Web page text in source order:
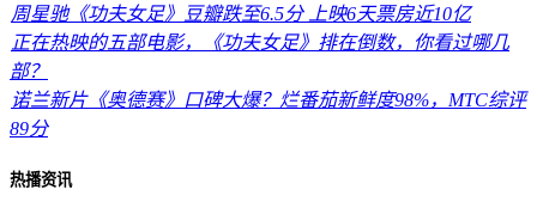
周星驰《功夫女足》豆瓣跌至6.5分 上映6天票房近10亿
正在热映的五部电影，《功夫女足》排在倒数，你看过哪几
部？
诺兰新片《奥德赛》口碑大爆？烂番茄新鲜度98%，MTC综评
89分
热播资讯